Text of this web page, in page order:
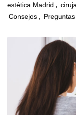
estética Madrid ,
Consejos ,